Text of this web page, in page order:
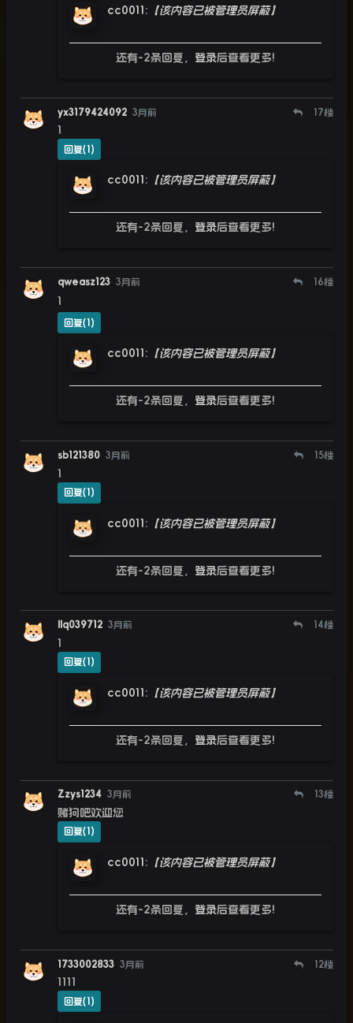
cc0011 : 【该内容已被管理员屏蔽】
还有-2条回复， 登录后查看更多!
yx3179424092 3月前 17楼
1
回复(1)
cc0011 : 【该内容已被管理员屏蔽】
还有-2条回复， 登录后查看更多!
qweasz123 3月前 16楼
1
回复(1)
cc0011 : 【该内容已被管理员屏蔽】
还有-2条回复， 登录后查看更多!
sb121380 3月前 15楼
1
回复(1)
cc0011 : 【该内容已被管理员屏蔽】
还有-2条回复， 登录后查看更多!
llq039712 3月前 14楼
1
回复(1)
cc0011 : 【该内容已被管理员屏蔽】
还有-2条回复， 登录后查看更多!
Zzys1234 3月前 13楼
赌狗吧欢迎您
回复(1)
cc0011 : 【该内容已被管理员屏蔽】
还有-2条回复， 登录后查看更多!
1733002833 3月前 12楼
1111
回复(1)